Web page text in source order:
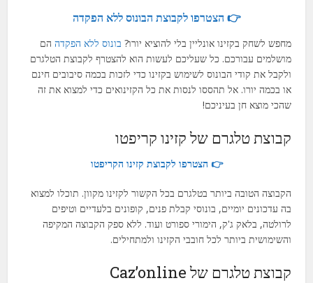
👉 הצטרפו לקבוצת הבונוס ללא הפקדה
מחפש לשחק בקזינו אונליין בלי להוציא יורו? בונוס ללא הפקדה הם
מושלמים עבורכם. כל שעליכם לעשות הוא להצטרף לקבוצת הטלגרם
ולקבל את קודי הבונוס לשימוש בקזינו כדי לזכות בכמה סיבובים חינם
או בכמה יורו. אל תהססו לנסות את כל הקזינואים כדי למצוא את זה
שהכי מוצא חן בעיניכם!
קבוצת טלגרם של קזינו קריפטו
👉 הצטרפו לקבוצת קזינו הקריפטו
הקבוצה הטובה ביותר בטלגרם בכל הקשור לקזינו מקוון. תוכלו למצוא
בה עדכונים יומיים, בונוסי קבלת פנים, קופונים בלעדיים וטיפים
לרולטה, בלאק ג'ק, הימורי ספורט ועוד. ללא ספק הקבוצה המקיפה
והשימושית ביותר לכל חובבי הקזינו ולמתחילים.
קבוצת טלגרם של Caz’online